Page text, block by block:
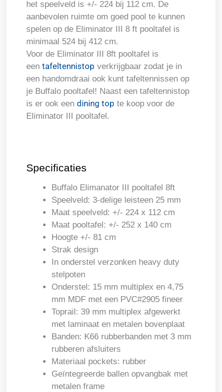
het speelveld is +/- 224 bij 112 cm. De
aanbevolen ruimte om goed pool te kunnen
spelen op de Eliminator III 8 ft pooltafel is
minimaal 524 bij 412 cm.
Voor de Eliminator III 8ft pooltafel is
eentafeltennistop verkrijgbaar zodat je in
een handomdraai ook kunt tafeltennissen op
je Buffalo pooltafel! Naast een tafeltennistop
is er ook eendining top te koop voor de
Eliminator III pooltafel.
Specificaties
Buffalo Elimanator III pooltafel 8ft
Speelveld: 3-delige leisteen 25 mm
Maat speelveld: +/- 224 x 112 cm
Maat pooltafel: +/- 252 x 140 cm
Hoogte +/- 81 cm
Strak design
In onderstel verzonken heavy duty
stelpoten
Onderstel: 15 mm multiplex en 4,75
mm MDF met een PVC#2905 fineer
Toprail: 39 mm multiplex afgewerkt
met laminaat en metalen bovenplaat
Banden: K66 rubberbanden met 3 mm
rubberen afsluiters
Materiaal pockets: rubber
Geïntegreerde ballen opvangbak met
metalen frame